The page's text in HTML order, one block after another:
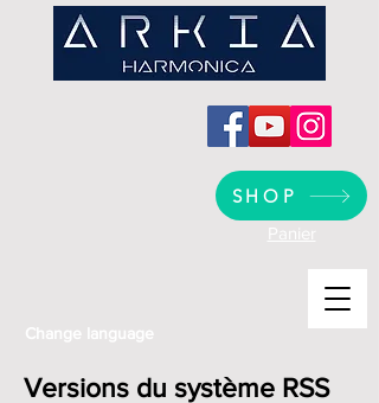
SHOP
Panier
Change language
Versions du système RSS